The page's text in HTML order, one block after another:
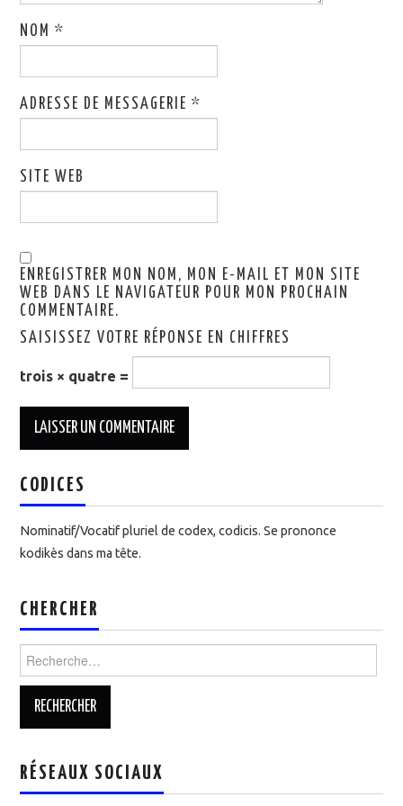
NOM*
ADRESSE DE MESSAGERIE*
SITE WEB
ENREGISTRER MON NOM, MON E-MAIL ET MON SITE
WEB DANS LE NAVIGATEUR POUR MON PROCHAIN
COMMENTAIRE.
SAISISSEZ VOTRE RÉPONSE EN CHIFFRES
trois × quatre =
CODICES
Nominatif/Vocatif pluriel de codex, codicis. Se prononce
kodikès dans ma tête.
CHERCHER
Rechercher :
RÉSEAUX SOCIAUX